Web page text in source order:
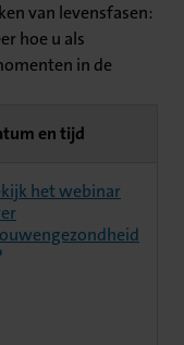
van levensfasen:
hoe u als
in de
en tijd
het webinar